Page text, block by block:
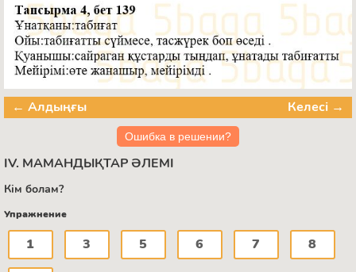
← Алдыңғы Келесі →
Ошибка в решении?
IV. МАМАНДЫҚТАР ӘЛЕМІ
Кім болам?
Упражнение
1 3 5 6 7 8